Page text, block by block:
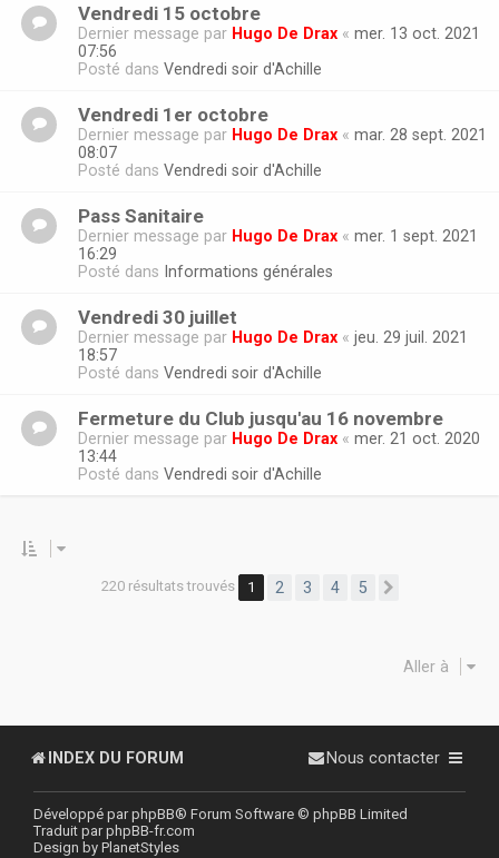
Vendredi 15 octobre
Dernier message par Hugo De Drax « mer. 13 oct. 2021
07:56
Posté dans Vendredi soir d'Achille
Vendredi 1er octobre
Dernier message par Hugo De Drax « mar. 28 sept. 2021
08:07
Posté dans Vendredi soir d'Achille
Pass Sanitaire
Dernier message par Hugo De Drax « mer. 1 sept. 2021
16:29
Posté dans Informations générales
Vendredi 30 juillet
Dernier message par Hugo De Drax « jeu. 29 juil. 2021
18:57
Posté dans Vendredi soir d'Achille
Fermeture du Club jusqu'au 16 novembre
Dernier message par Hugo De Drax « mer. 21 oct. 2020
13:44
Posté dans Vendredi soir d'Achille
220 résultats trouvés 1 2 3 4 5
Aller à
INDEX DU FORUM Nous contacter
Développé parphpBB® Forum Software © phpBB Limited
Traduit parphpBB-fr.com
Design by PlanetStyles